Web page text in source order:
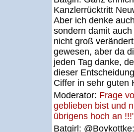
Kanzlerrücktritt
Aber ich denke
sondern damit
nicht groß
gewesen, aber da
jeden Tag danke,
dieser
Ciffer in sehr guten
Moderator: Frage
geblieben bist und
übrigens hoch an
Batgirl: